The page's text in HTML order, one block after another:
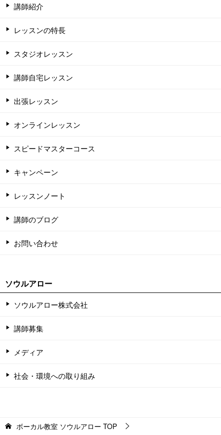
講師紹介
レッスンの特長
スタジオレッスン
講師自宅レッスン
出張レッスン
オンラインレッスン
スピードマスターコース
キャンペーン
レッスンノート
講師のブログ
お問い合わせ
ソウルアロー
ソウルアロー株式会社
講師募集
メディア
社会・環境への取り組み
ボーカル教室 ソウルアロー TOP